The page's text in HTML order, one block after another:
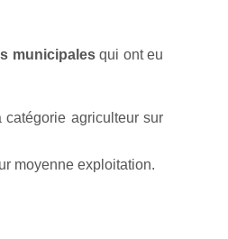
municipalesqui ont eu
agriculteur sur
moyenne exploitation.